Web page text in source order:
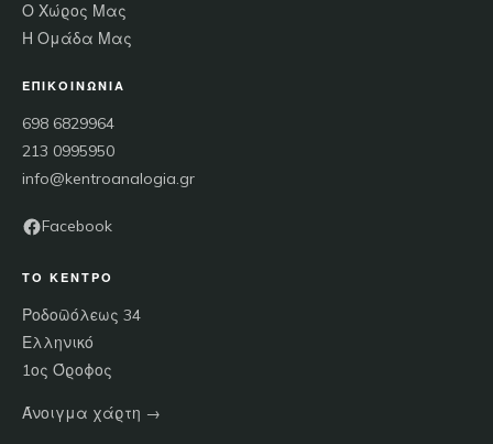
Ο Χώρος Μας
Η Ομάδα Μας
ΕΠΙΚΟΙΝΩΝΊΑ
698 6829964
213 0995950
info@kentroanalogia.gr
Facebook
ΤΟ ΚΈΝΤΡΟ
Ροδοπόλεως 34
Ελληνικό
1ος Όροφος
Άνοιγμα χάρτη →